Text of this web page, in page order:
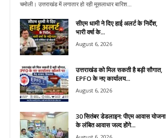
चमोली। उत्तराखंड में लगातार हो रही मूसलाधार बारिश...
सीएम धामी ने दिए हाई अलर्ट के निर्देश,
भारी वर्षा के...
August 6, 2026
उत्तराखंड को मिल सकती है बड़ी सौगात,
EPFO के नए कार्यालय...
August 6, 2026
30 सितंबर डेडलाइन: पीएम आवास योजना
के लंबित आवास जल्द होंगे...